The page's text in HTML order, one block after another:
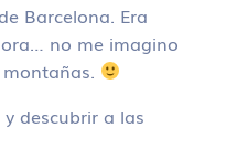
Barcelona. Era
no me imagino
descubrir a las